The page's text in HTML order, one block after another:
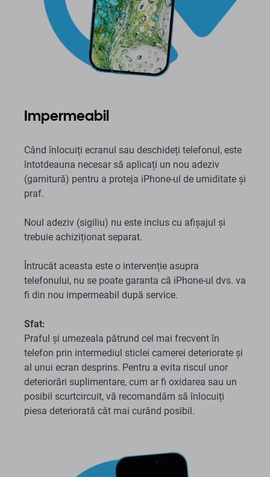
Impermeabil
Când înlocuiți ecranul sau deschideți telefonul, este
întotdeauna necesar să aplicați un nou adeziv
(garnitură) pentru a proteja iPhone-ul de umiditate și
praf.
Noul adeziv (sigiliu) nu este inclus cu afișajul și
trebuie achiziționat separat.
Întrucât aceasta este o intervenție asupra
telefonului, nu se poate garanta că iPhone-ul dvs. va
fi din nou impermeabil după service.
Sfat:
Praful și umezeala pătrund cel mai frecvent în
telefon prin intermediul sticlei camerei deteriorate și
al unui ecran desprins. Pentru a evita riscul unor
deteriorări suplimentare, cum ar fi oxidarea sau un
posibil scurtcircuit, vă recomandăm să înlocuiți
piesa deteriorată cât mai curând posibil.